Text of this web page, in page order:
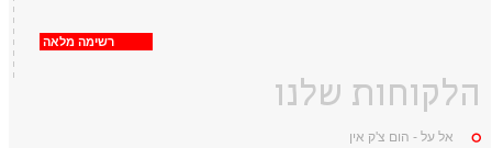
רשימה מלאה
הלקוחות שלנו
אל על - הום צ'ק אין